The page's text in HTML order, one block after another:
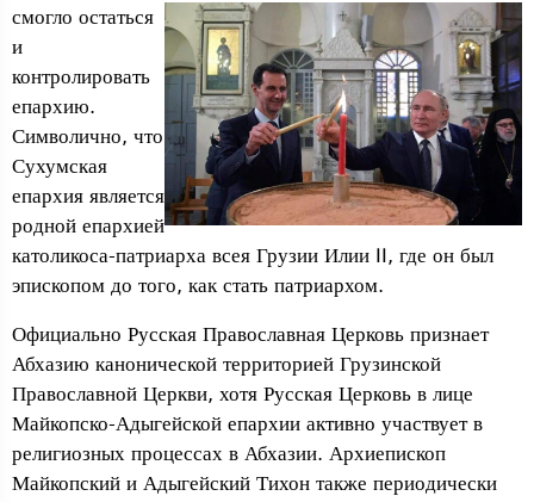
смогло остаться
и
контролировать
епархию.
Символично, что
Сухумская
епархия является
родной епархией
католикоса-патриарха всея Грузии Илии II, где он был
эпископом до того, как стать патриархом.
Официально Русская Православная Церковь признает
Абхазию канонической территорией Грузинской
Православной Церкви, хотя Русская Церковь в лице
Майкопско-Адыгейской епархии активно участвует в
религиозных процессах в Абхазии. Архиепископ
Майкопский и Адыгейский Тихон также периодически